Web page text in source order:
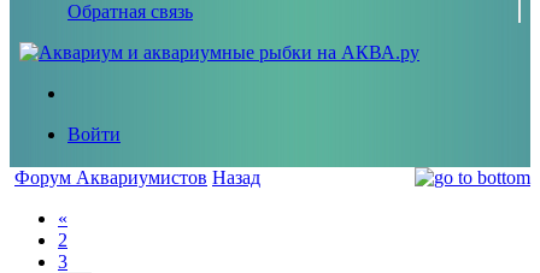
Обратная связь
Войти
Форум Аквариумистов Назад
«
2
3